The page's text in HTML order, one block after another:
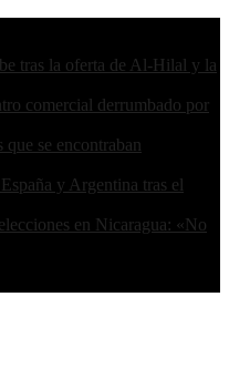
tras la oferta de Al-Hilal y la
comercial derrumbado por
se encontraban
y Argentina tras el
en Nicaragua: «No